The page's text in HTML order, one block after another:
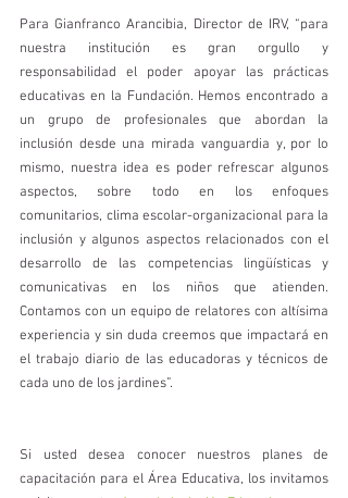
Para Gianfranco Arancibia, Director de IRV, “para
nuestra institución es gran orgullo y
responsabilidad el poder apoyar las prácticas
educativas en la Fundación. Hemos encontrado a
un grupo de profesionales que abordan la
inclusión desde una mirada vanguardia y, por lo
mismo, nuestra idea es poder refrescar algunos
aspectos, sobre todo en los enfoques
comunitarios, clima escolar-organizacional para la
inclusión y algunos aspectos relacionados con el
desarrollo de las competencias lingüísticas y
comunicativas en los niños que atienden.
Contamos con un equipo de relatores con altísima
experiencia y sin duda creemos que impactará en
el trabajo diario de las educadoras y técnicos de
cada uno de los jardines”.
Si usted desea conocer nuestros planes de
capacitación para el Área Educativa, los invitamos